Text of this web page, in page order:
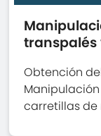
Obtención
carretillas de